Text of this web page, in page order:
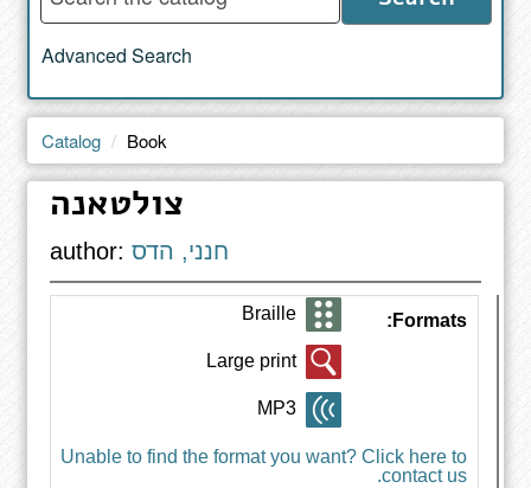
words
to
search
catalog
Advanced Search
Catalog Book
צולטאנה
author:חנני, הדס
Formats:
Large print
Unable to find the format you want? Click here to
contact us.